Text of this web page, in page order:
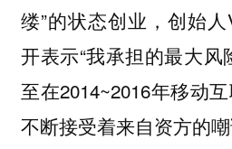
缕”的状态创业，创始
开表示“我承担的最大风
至在2014~2016年移动
不断接受着来自资方的嘲